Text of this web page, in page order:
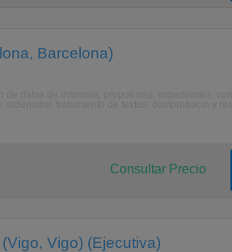
Barcelona)
Consultar Precio
Vigo) (Ejecutiva)